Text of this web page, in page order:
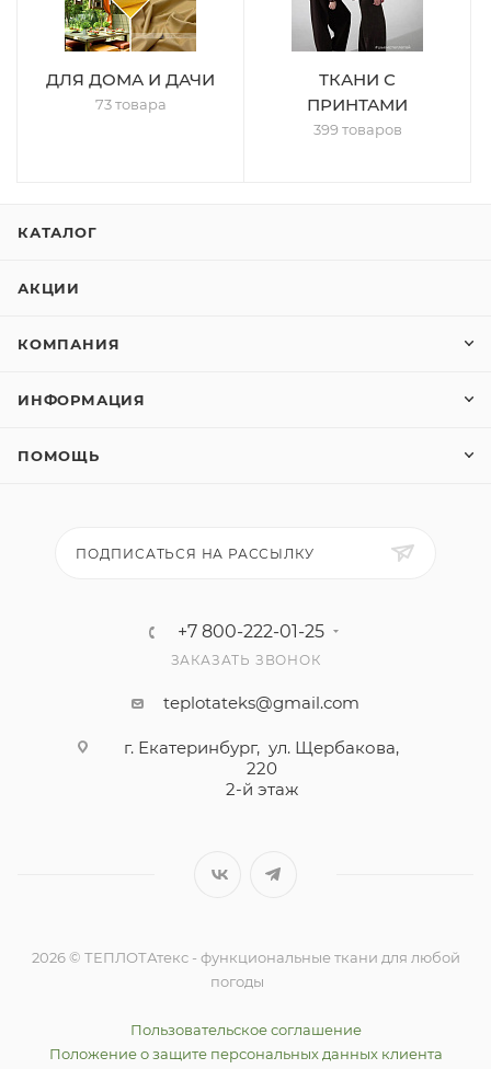
ДЛЯ ДОМА И ДАЧИ
73 товара
ТКАНИ С
ПРИНТАМИ
399 товаров
КАТАЛОГ
АКЦИИ
КОМПАНИЯ
ИНФОРМАЦИЯ
ПОМОЩЬ
ПОДПИСАТЬСЯ НА РАССЫЛКУ
+7 800-222-01-25
ЗАКАЗАТЬ ЗВОНОК
teplotateks@gmail.com
г. Екатеринбург, ул. Щербакова,
220
2-й этаж
2026 © ТЕПЛОТАтекс - функциональные ткани для любой
погоды
Пользовательское соглашение
Положение о защите персональных данных клиента